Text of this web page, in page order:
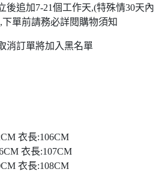
後追加7-21個工作天,(特殊情30天內
單前請務必詳閱購物須知
消訂單將加入黑名單
衣長:106CM
衣長:107CM
衣長:108CM